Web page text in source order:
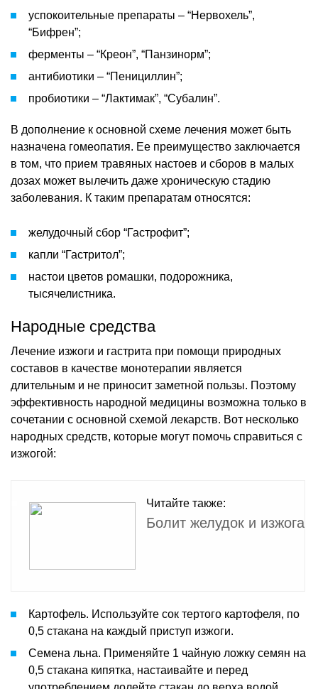
успокоительные препараты – “Нервохель”,
“Бифрен”;
ферменты – “Креон”, “Панзинорм”;
антибиотики – “Пенициллин”;
пробиотики – “Лактимак”, “Субалин”.
В дополнение к основной схеме лечения может быть
назначена гомеопатия. Ее преимущество заключается
в том, что прием травяных настоев и сборов в малых
дозах может вылечить даже хроническую стадию
заболевания. К таким препаратам относятся:
желудочный сбор “Гастрофит”;
капли “Гастритол”;
настои цветов ромашки, подорожника,
тысячелистника.
Народные средства
Лечение изжоги и гастрита при помощи природных
составов в качестве монотерапии является
длительным и не приносит заметной пользы. Поэтому
эффективность народной медицины возможна только в
сочетании с основной схемой лекарств. Вот несколько
народных средств, которые могут помочь справиться с
изжогой:
Читайте также:
Болит желудок и изжога
Картофель. Используйте сок тертого картофеля, по
0,5 стакана на каждый приступ изжоги.
Семена льна. Применяйте 1 чайную ложку семян на
0,5 стакана кипятка, настаивайте и перед